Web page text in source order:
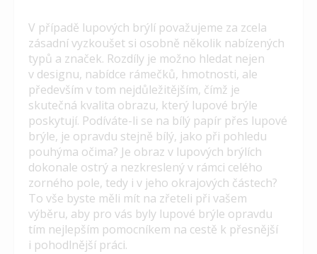
V případě lupových brýlí považujeme za zcela
zásadní vyzkoušet si osobně několik nabízených
typů a značek. Rozdíly je možno hledat nejen
v designu, nabídce rámečků, hmotnosti, ale
především v tom nejdůležitějším, čímž je
skutečná kvalita obrazu, který lupové brýle
poskytují. Podíváte-li se na bílý papír přes lupové
brýle, je opravdu stejně bílý, jako při pohledu
pouhýma očima? Je obraz v lupových brýlích
dokonale ostrý a nezkreslený v rámci celého
zorného pole, tedy i v jeho okrajových částech?
To vše byste měli mít na zřeteli při vašem
výběru, aby pro vás byly lupové brýle opravdu
tím nejlepším pomocníkem na cestě k přesnější
i pohodlnější práci.